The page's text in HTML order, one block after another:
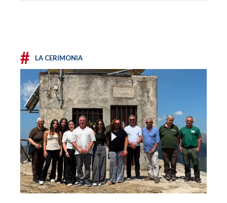
# LA CERIMONIA